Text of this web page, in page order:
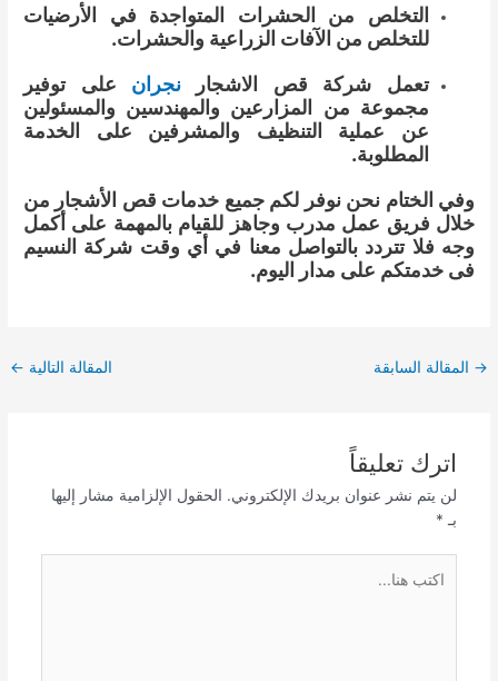
التخلص من الحشرات المتواجدة في الأرضيات
للتخلص من الآفات الزراعية والحشرات.
تعمل شركة قص الاشجار نجران على توفير
مجموعة من المزارعين والمهندسين والمسئولين
عن عملية التنظيف والمشرفين على الخدمة
المطلوبة.
وفي الختام نحن نوفر لكم جميع خدمات قص الأشجار من
خلال فريق عمل مدرب وجاهز للقيام بالمهمة على أكمل
وجه فلا تتردد بالتواصل معنا في أي وقت شركة النسيم
فى خدمتكم على مدار اليوم.
Post
→ المقالة السابقة المقالة التالية ←
اترك تعليقاً
لن يتم نشر عنوان بريدك الإلكتروني. الحقول الإلزامية مشار إليها
بـ *
هنا...